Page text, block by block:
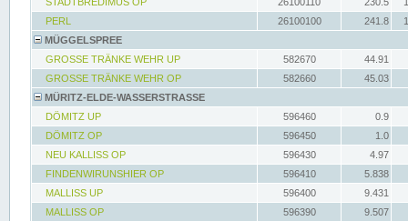
PERL
26100100 241.8
MÜGGELSPREE
GROSSE TRÄNKE WEHR UP
582670
44.91
GROSSE TRÄNKE WEHR OP
582660
45.03
MÜRITZ-ELDE-WASSERSTRASSE
DÖMITZ UP
596460
0.9
DÖMITZ OP
596450
1.0
NEU KALLISS OP
596430
4.97
FINDENWIRUNSHIER OP
596410
5.838
MALLISS UP
596400
9.431
MALLISS OP
596390
9.507